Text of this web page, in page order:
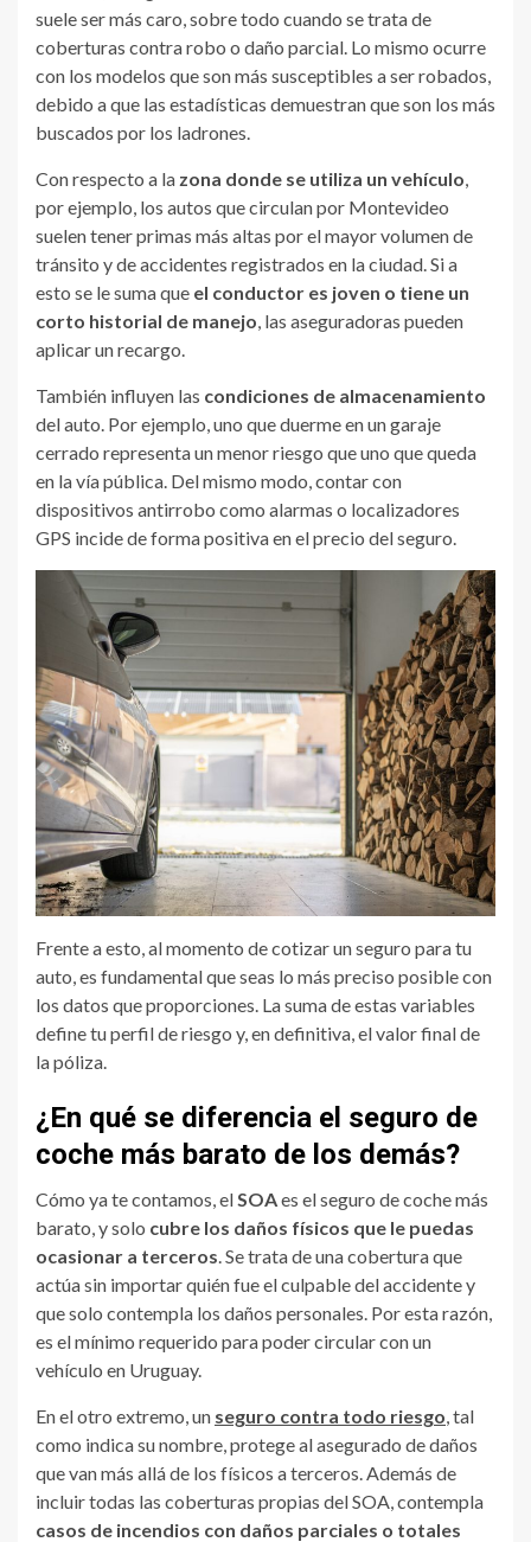
suele ser más caro, sobre todo cuando se trata de
coberturas contra robo o daño parcial. Lo mismo ocurre
con los modelos que son más susceptibles a ser robados,
debido a que las estadísticas demuestran que son los más
buscados por los ladrones.
Con respecto a la zona donde se utiliza un vehículo,
por ejemplo, los autos que circulan por Montevideo
suelen tener primas más altas por el mayor volumen de
tránsito y de accidentes registrados en la ciudad. Si a
esto se le suma que el conductor es joven o tiene un
corto historial de manejo, las aseguradoras pueden
aplicar un recargo.
También influyen las condiciones de almacenamiento
del auto. Por ejemplo, uno que duerme en un garaje
cerrado representa un menor riesgo que uno que queda
en la vía pública. Del mismo modo, contar con
dispositivos antirrobo como alarmas o localizadores
GPS incide de forma positiva en el precio del seguro.
Frente a esto, al momento de cotizar un seguro para tu
auto, es fundamental que seas lo más preciso posible con
los datos que proporciones. La suma de estas variables
define tu perfil de riesgo y, en definitiva, el valor final de
la póliza.
¿En qué se diferencia el seguro de
coche más barato de los demás?
Cómo ya te contamos, elSOAes el seguro de coche más
barato, y solo cubre los daños físicos que le puedas
ocasionar a terceros. Se trata de una cobertura que
actúa sin importar quién fue el culpable del accidente y
que solo contempla los daños personales. Por esta razón,
es el mínimo requerido para poder circular con un
vehículo en Uruguay.
En el otro extremo, un seguro contra todo riesgo, tal
como indica su nombre, protege al asegurado de daños
que van más allá de los físicos a terceros. Además de
incluir todas las coberturas propias del SOA, contempla
casos de incendios con daños parciales o totales